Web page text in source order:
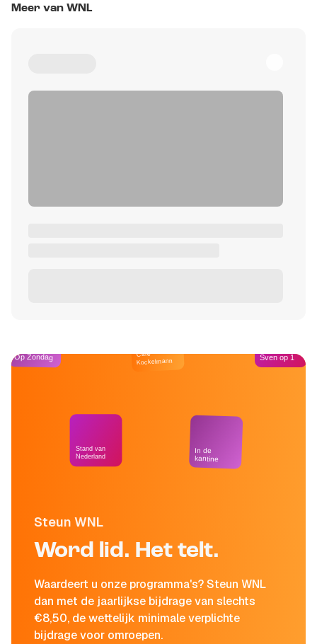
Meer van WNL
Steun WNL
Word lid. Het telt.
Waardeert u onze programma's? Steun WNL
dan met de jaarlijkse bijdrage van slechts
€8,50, de wettelijk minimale verplichte
bijdrage voor omroepen.
Op Zondag
Stand van
Nederland
Café
Kockelmann
In de
kantine
Sven op 1